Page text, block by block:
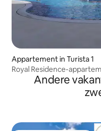
Appartement in Turista 1
Royal Residence-
waterparkAndere